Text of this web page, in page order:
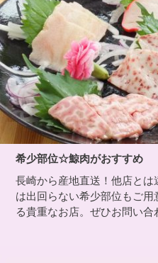
希少部位☆鯨肉がおすすめ
長崎から産地直送！他店と
は出回らない希少部位もご
る貴重なお店。ぜひお問い合